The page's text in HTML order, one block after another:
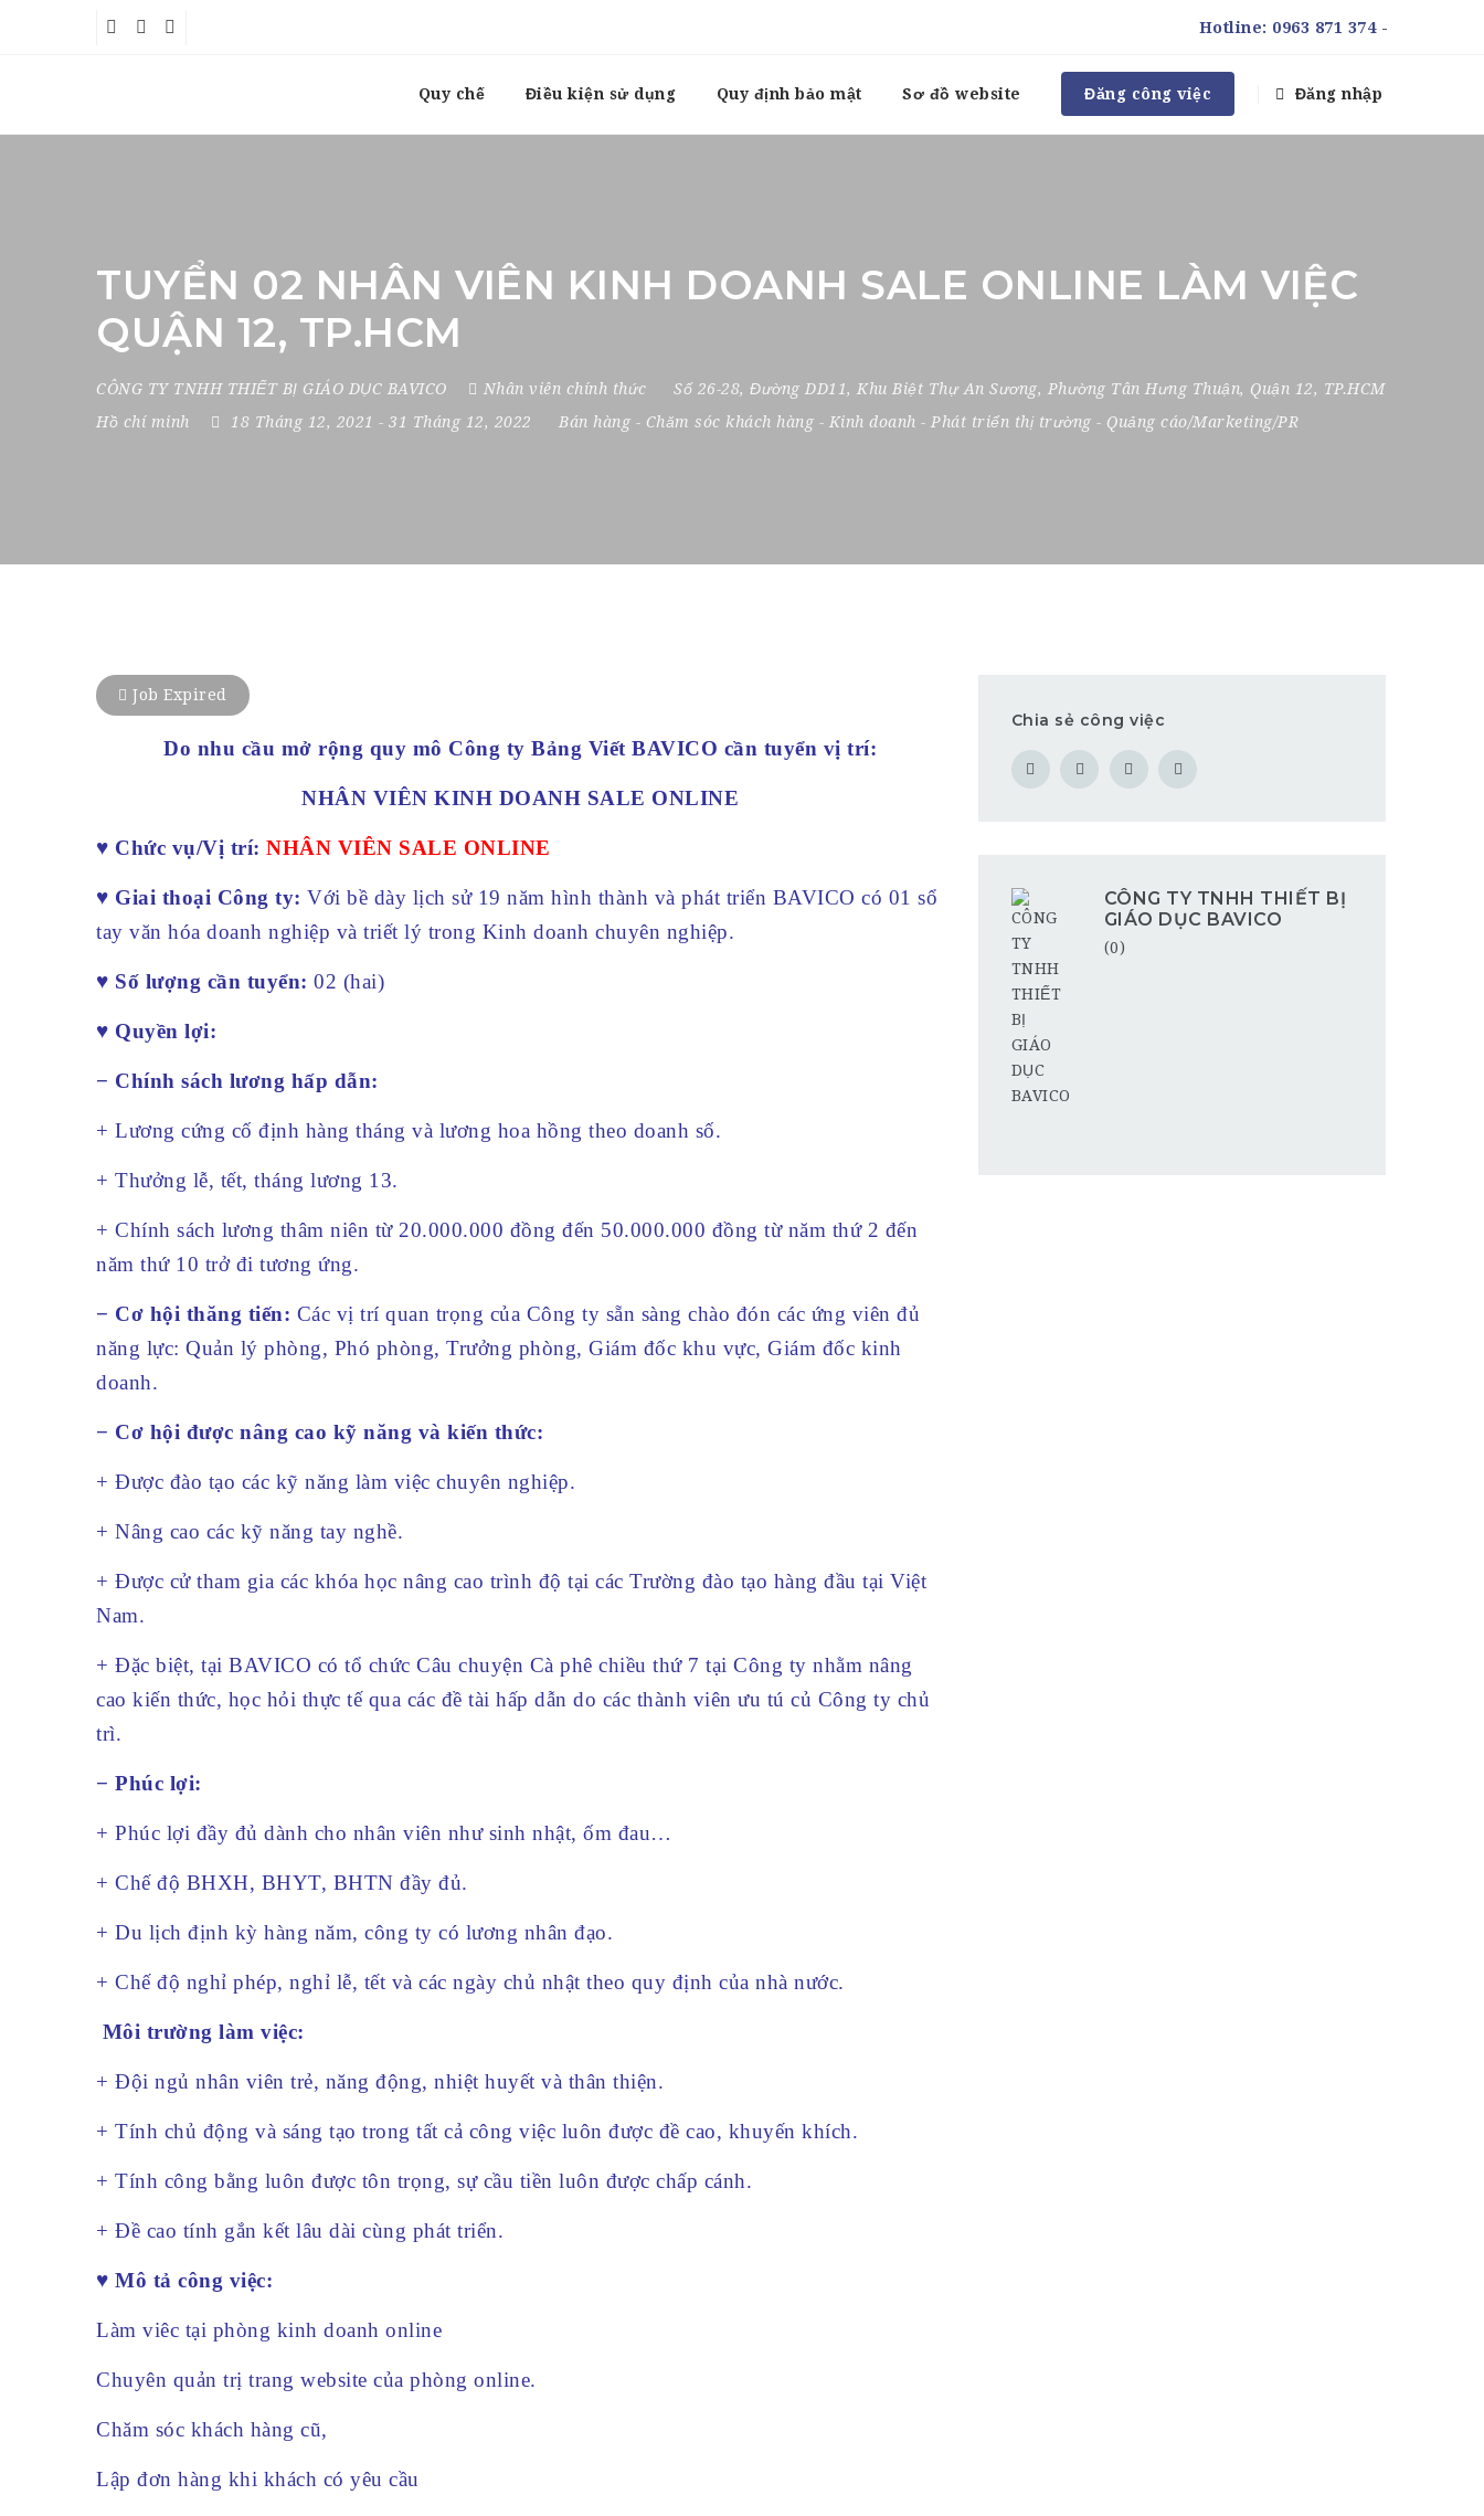
Hotline: 0963 871 374-
Quy chế Điều kiện sử dụng Quy định bảo mật Sơ đồ website Đăng công việc Đăng nhập
TUYỂN 02 NHÂN VIÊN KINH DOANH SALE ONLINE LÀM VIỆC
QUẬN 12, TP.HCM
CÔNG TY TNHH THIẾT BỊ GIÁO DỤC BAVICO Nhân viên chính thức Số 26-28, Đường DD11, Khu Biệt Thự An Sương, Phường Tân Hưng Thuận, Quận 12, TP.HCM
Hồ chí minh
18 Tháng 12, 2021 - 31 Tháng 12, 2022 Bán hàng - Chăm sóc khách hàng - Kinh doanh - Phát triển thị trường - Quảng cáo/Marketing/PR
Job Expired
Do nhu cầu mở rộng quy mô Công ty Bảng Viết BAVICO cần tuyển vị trí:
NHÂN VIÊN KINH DOANH SALE ONLINE
♥ Chức vụ/Vị trí: NHÂN VIÊN SALE ONLINE
♥ Giai thoại Công ty: Với bề dày lịch sử 19 năm hình thành và phát triển BAVICO có 01 sổ
tay văn hóa doanh nghiệp và triết lý trong Kinh doanh chuyên nghiệp.
♥ Số lượng cần tuyển: 02 (hai)
♥ Quyền lợi:
− Chính sách lương hấp dẫn:
+ Lương cứng cố định hàng tháng và lương hoa hồng theo doanh số.
+ Thưởng lễ, tết, tháng lương 13.
+ Chính sách lương thâm niên từ 20.000.000 đồng đến 50.000.000 đồng từ năm thứ 2 đến
năm thứ 10 trở đi tương ứng.
− Cơ hội thăng tiến: Các vị trí quan trọng của Công ty sẵn sàng chào đón các ứng viên đủ
năng lực: Quản lý phòng, Phó phòng, Trưởng phòng, Giám đốc khu vực, Giám đốc kinh
doanh.
− Cơ hội được nâng cao kỹ năng và kiến thức:
+ Được đào tạo các kỹ năng làm việc chuyên nghiệp.
+ Nâng cao các kỹ năng tay nghề.
+ Được cử tham gia các khóa học nâng cao trình độ tại các Trường đào tạo hàng đầu tại Việt
Nam.
+ Đặc biệt, tại BAVICO có tổ chức Câu chuyện Cà phê chiều thứ 7 tại Công ty nhằm nâng
cao kiến thức, học hỏi thực tế qua các đề tài hấp dẫn do các thành viên ưu tú củ Công ty chủ
trì.
− Phúc lợi:
+ Phúc lợi đầy đủ dành cho nhân viên như sinh nhật, ốm đau…
+ Chế độ BHXH, BHYT, BHTN đầy đủ.
+ Du lịch định kỳ hàng năm, công ty có lương nhân đạo.
+ Chế độ nghỉ phép, nghỉ lễ, tết và các ngày chủ nhật theo quy định của nhà nước.
Môi trường làm việc:
+ Đội ngủ nhân viên trẻ, năng động, nhiệt huyết và thân thiện.
+ Tính chủ động và sáng tạo trong tất cả công việc luôn được đề cao, khuyến khích.
+ Tính công bằng luôn được tôn trọng, sự cầu tiền luôn được chấp cánh.
+ Đề cao tính gắn kết lâu dài cùng phát triển.
♥ Mô tả công việc:
Làm viêc tại phòng kinh doanh online
Chuyên quản trị trang website của phòng online.
Chăm sóc khách hàng cũ,
Lập đơn hàng khi khách có yêu cầu
Chia sẻ công việc
CÔNG TY TNHH THIẾT BỊ
GIÁO DỤC BAVICO
(0)